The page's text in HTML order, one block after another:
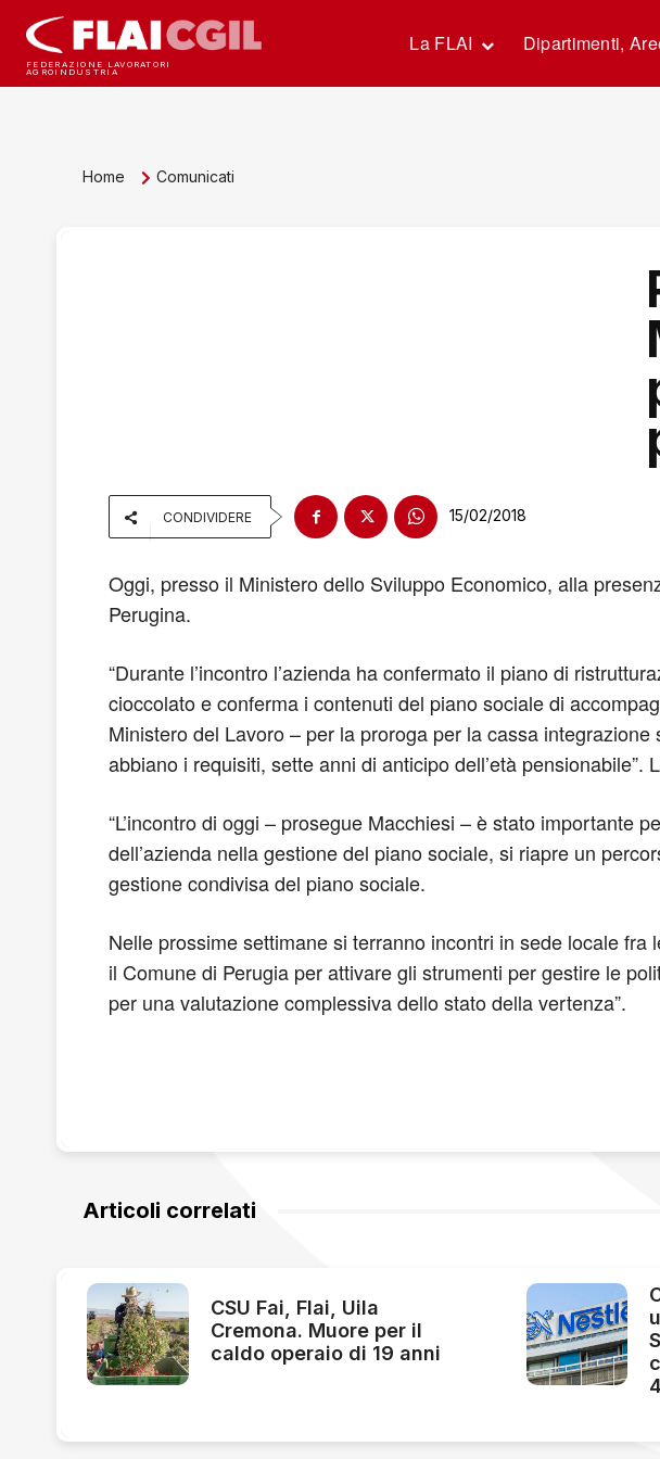
FEDERAZIONE LAVORATORI
AGROINDUSTRIA
La FLAI Dipartimenti,
Home Comunicati
CONDIVIDERE 15/02/2018
Oggi, presso il Ministero dello Sviluppo Economico, alla
Perugina.
“Durante l’incontro l’azienda ha confermato il piano di
cioccolato e conferma i contenuti del piano sociale di
Ministero del Lavoro – per la proroga per la cassa
abbiano i requisiti, sette anni di anticipo dell’età
“L’incontro di oggi – prosegue Macchiesi – è stato importante
dell’azienda nella gestione del piano sociale, si riapre un
gestione condivisa del piano sociale.
Nelle prossime settimane si terranno incontri in sede locale
il Comune di Perugia per attivare gli strumenti per gestire le
per una valutazione complessiva dello stato della vertenza”.
Articoli correlati
CSU Fai, Flai, Uila
Cremona. Muore per il
caldo operaio di 19 anni